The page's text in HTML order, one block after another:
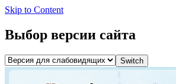
Skip to Content
Выбор версии сайта